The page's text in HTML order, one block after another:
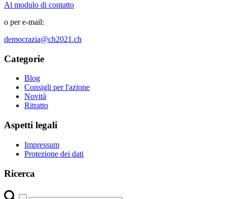
Al modulo di contatto
o per e-mail:
democrazia@ch2021.ch
Categorie
Blog
Consigli per l'azione
Novità
Ritratto
Aspetti legali
Impressum
Protezione dei dati
Ricerca